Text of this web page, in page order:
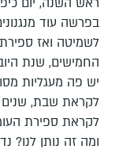
בפרשה עוד
לשמיטה ואז
החמישים, שנת
יש פה מעגליות
לקראת שבת, שנים
לקראת ספירת
ומה זה נותן לנו?